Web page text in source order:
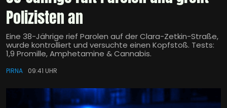
Polizisten an
Eine 38-Jährige rief Parolen auf der Clara-Zetkin-Straße,
wurde kontrolliert und versuchte einen Kopfstoß. Tests:
1,9 Promille, Amphetamine & Cannabis.
PIRNA 09:41 UHR